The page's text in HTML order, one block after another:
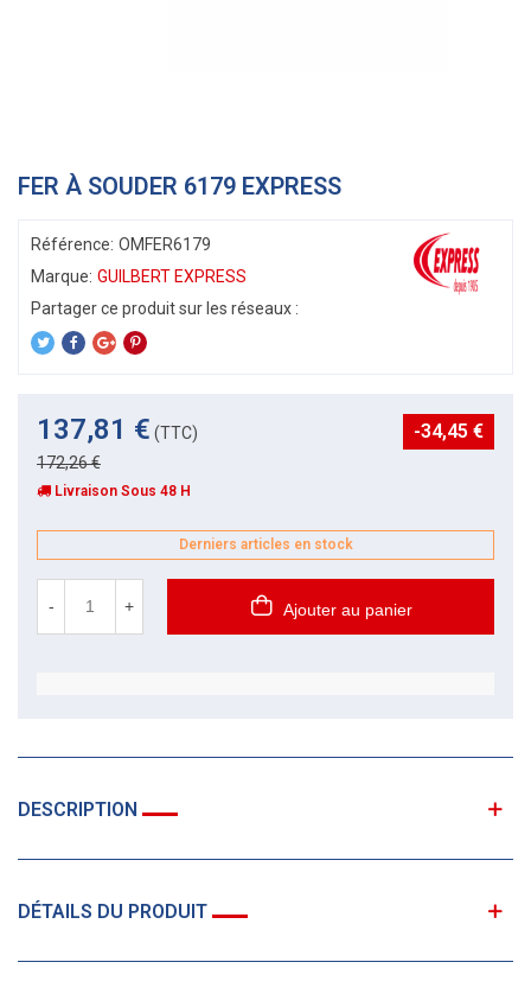
FER À SOUDER 6179 EXPRESS
Référence: OMFER6179
Marque: GUILBERT EXPRESS
137,81 € (TTC)
172,26 €
-34,45 €
Livraison Sous 48 H
Derniers articles en stock
- + Ajouter au panier
DESCRIPTION
DÉTAILS DU PRODUIT